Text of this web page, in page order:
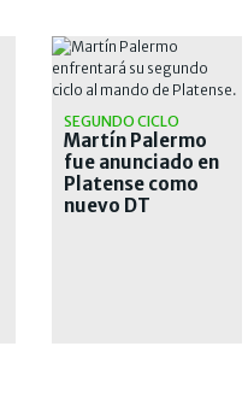
SEGUNDO CICLO
Martín Palermo
fue anunciado en
Platense como
nuevo DT